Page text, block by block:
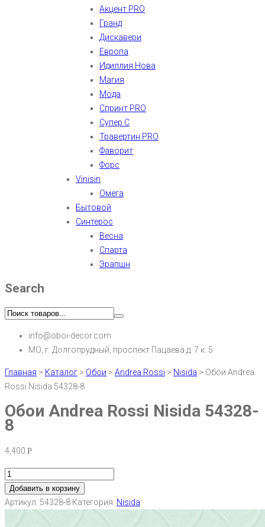
Акцент PRO
Гранд
Дискавери
Европа
Идиллия Нова
Магия
Мода
Спринт PRO
Супер С
Травертин PRO
Фаворит
Форс
Vinisin
Омега
Бытовой
Синтерос
Весна
Спарта
Эрапшн
Search
info@oboi-decor.com
МО, г. Долгопрудный, проспект Пацаева д. 7 к. 5
Главная > Каталог > Обои > Andrea Rossi > Nisida > Обои Andrea
Rossi Nisida 54328-8
Обои Andrea Rossi Nisida 54328-
8
4,400 Р
Добавить в корзину
Артикул: 54328-8 Категория: Nisida